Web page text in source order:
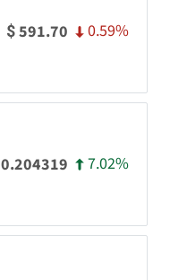
$591.70 0.59%
0.204319 7.02%